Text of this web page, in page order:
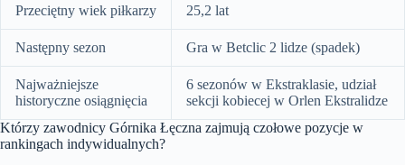
Przeciętny wiek piłkarzy 25,2 lat
Następny sezon Gra w Betclic 2 lidze (spadek)
Najważniejsze
historyczne osiągnięcia
6 sezonów w Ekstraklasie, udział
sekcji kobiecej w Orlen Ekstralidze
Którzy zawodnicy Górnika Łęczna zajmują czołowe pozycje w
rankingach indywidualnych?